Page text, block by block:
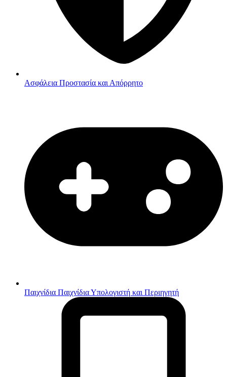
Ασφάλεια Προστασία και Απόρρητο
Παιχνίδια Παιχνίδια Υπολογιστή και Περιηγητή